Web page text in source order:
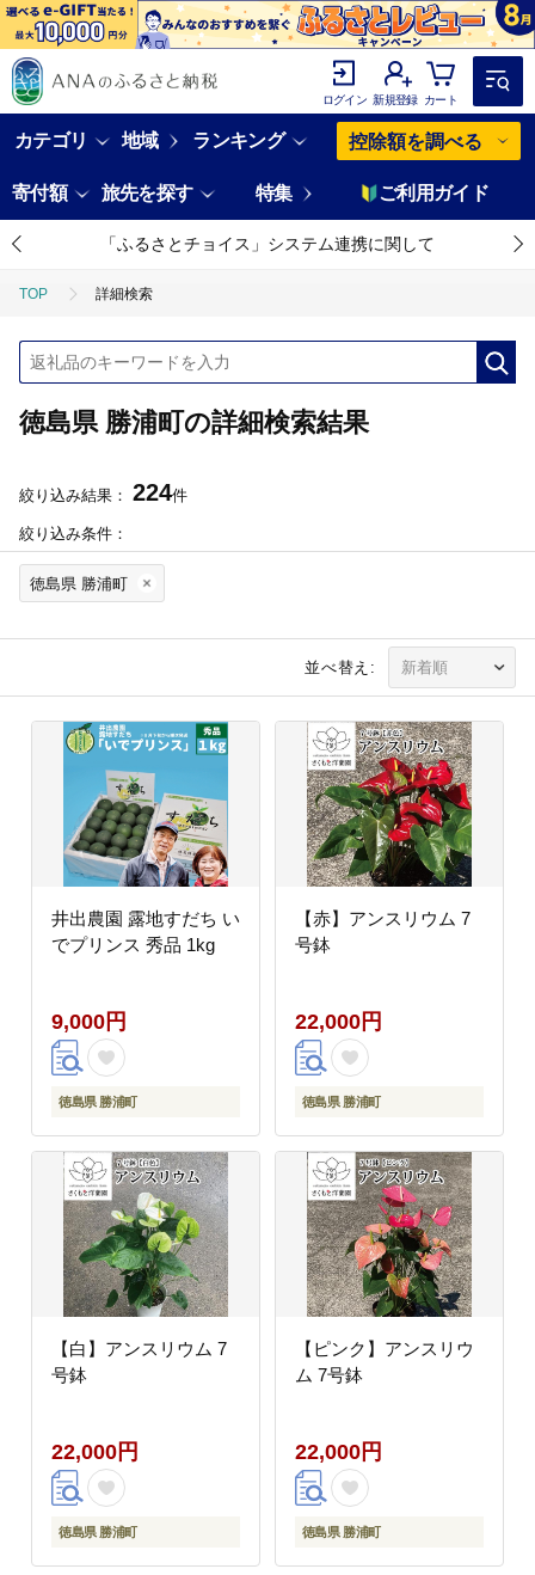
ログイン 新規登録 カート
カテゴリ 地域 ランキング 控除額を調べる
寄付額 旅先を探す 特集 ご利用ガイド
「ふるさとチョイス」システム連携に関して
TOP 詳細検索
徳島県 勝浦町の詳細検索結果
絞り込み結果： 224件
絞り込み条件：
徳島県 勝浦町
並べ替え:
井出農園 露地すだち い
でプリンス 秀品 1kg
9,000円
徳島県 勝浦町
【赤】アンスリウム 7
号鉢
22,000円
徳島県 勝浦町
【白】アンスリウム 7
号鉢
22,000円
徳島県 勝浦町
【ピンク】アンスリウ
ム 7号鉢
22,000円
徳島県 勝浦町